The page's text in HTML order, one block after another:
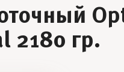
2180 гр.